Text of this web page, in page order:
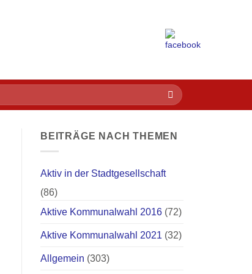
BEITRÄGE NACH THEMEN
Aktiv in der Stadtgesellschaft
(86)
Aktive Kommunalwahl 2016 (72)
Aktive Kommunalwahl 2021 (32)
Allgemein (303)